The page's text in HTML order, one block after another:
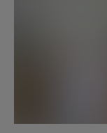
Toutes sont
cheminées